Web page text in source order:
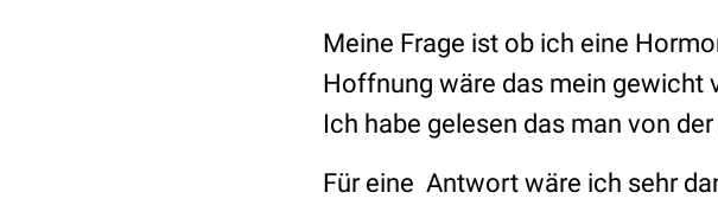
Meine Frage ist ob ich eine
Hoffnung wäre das mein gewicht
Ich habe gelesen das man von
Für eine Antwort wäre ich sehr